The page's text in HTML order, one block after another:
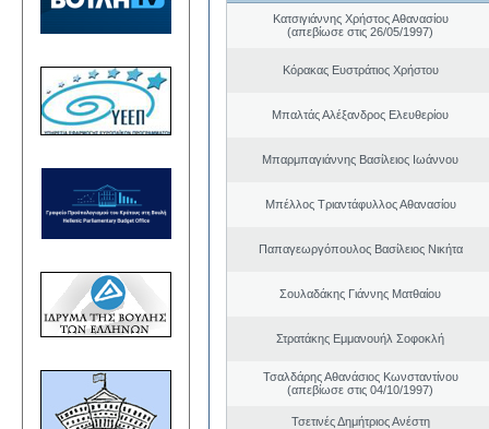
Κατσιγιάννης Χρήστος Αθανασίου
(απεβίωσε στις 26/05/1997)
Κόρακας Ευστράτιος Χρήστου
Μπαλτάς Αλέξανδρος Ελευθερίου
Μπαρμπαγιάννης Βασίλειος Ιωάννου
Μπέλλος Τριαντάφυλλος Αθανασίου
Παπαγεωργόπουλος Βασίλειος Νικήτα
Σουλαδάκης Γιάννης Ματθαίου
Στρατάκης Εμμανουήλ Σοφοκλή
Τσαλδάρης Αθανάσιος Κωνσταντίνου
(απεβίωσε στις 04/10/1997)
Τσετινές Δημήτριος Ανέστη